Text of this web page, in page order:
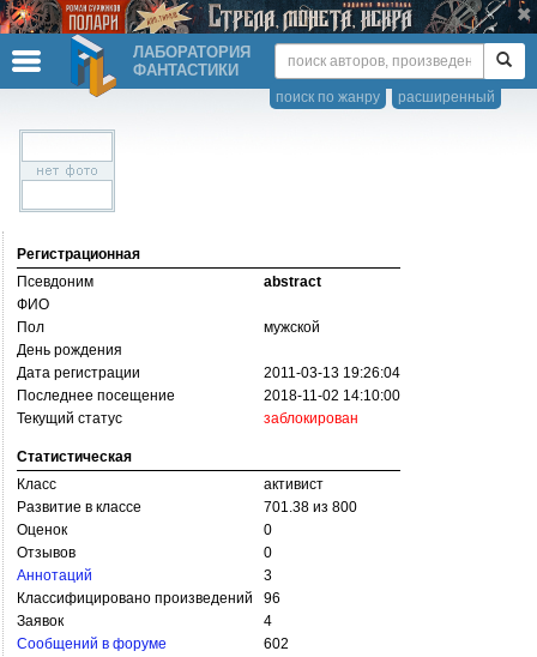
ЛАБОРАТОРИЯ
ФАНТАСТИКИ
расширенный
поиск по жанру
Регистрационная
Псевдоним
abstract
ФИО
Пол
мужской
День рождения
Дата регистрации
2011-03-13 19:26:04
Последнее посещение
2018-11-02 14:10:00
Текущий статус
заблокирован
Статистическая
Класс
активист
Развитие в классе
701.38 из 800
Оценок
0
Отзывов
0
Аннотаций
3
Классифицировано произведений
96
Заявок
4
Сообщений в форуме
602